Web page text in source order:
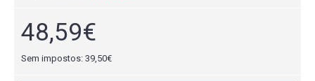
48,59€
Sem impostos: 39,50€